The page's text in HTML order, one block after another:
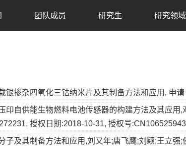
团队成员 研究生 研究领域
银掺杂四氧化三钴纳米片及其制备方法和应用, 申
印自供能生物燃料电池传感器的构建方法及其应用
授权日期:2018-10-31, 授权号
子及其制备方法和应用,刘又年;唐飞鹰;刘颖;王立强